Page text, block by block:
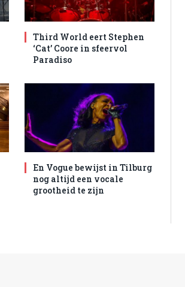
Third World eert Stephen
‘Cat’ Coore in sfeervol
Paradiso
En Vogue bewijst in Tilburg
nog altijd een vocale
grootheid te zijn